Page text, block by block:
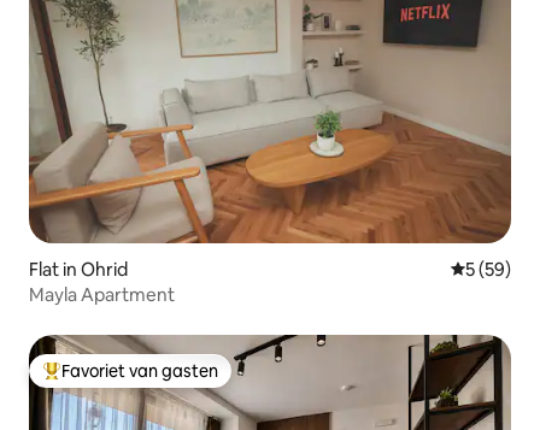
Flat in Ohrid
5 (59)
Mayla Apartment
Topfavoriet van gasten
Favoriet van gasten